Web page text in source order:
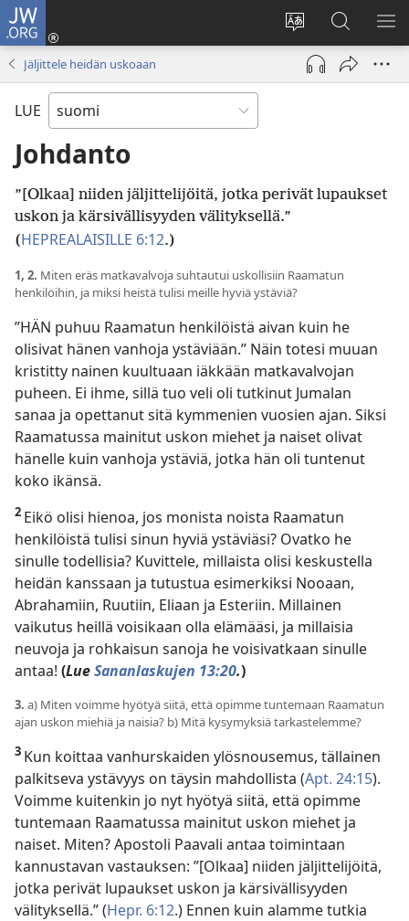
JW.ORG
Vaihda
sivuston
kieli
Kirjaudu
(avaa
uuden
ikkunan)
Hae
JW.ORG-
sivustolta
Jäljittele heidän uskoaan
LUE
Johdanto
”[Olkaa] niiden jäljittelijöitä, jotka perivät lupaukset
uskon ja kärsivällisyyden välityksellä.”
(HEPREALAISILLE 6:12.)
1, 2. Miten eräs matkavalvoja suhtautui uskollisiin Raamatun
henkilöihin, ja miksi heistä tulisi meille hyviä ystäviä?
”HÄN puhuu Raamatun henkilöistä aivan kuin he
olisivat hänen vanhoja ystäviään.” Näin totesi muuan
kristitty nainen kuultuaan iäkkään matkavalvojan
puheen. Ei ihme, sillä tuo veli oli tutkinut Jumalan
sanaa ja opettanut sitä kymmenien vuosien ajan. Siksi
Raamatussa mainitut uskon miehet ja naiset olivat
hänelle kuin vanhoja ystäviä, jotka hän oli tuntenut
koko ikänsä.
2 Eikö olisi hienoa, jos monista noista Raamatun
henkilöistä tulisi sinun hyviä ystäviäsi? Ovatko he
sinulle todellisia? Kuvittele, millaista olisi keskustella
heidän kanssaan ja tutustua esimerkiksi Nooaan,
Abrahamiin, Ruutiin, Eliaan ja Esteriin. Millainen
vaikutus heillä voisikaan olla elämääsi, ja millaisia
neuvoja ja rohkaisun sanoja he voisivatkaan sinulle
antaa! (LueSananlaskujen 13:20.)
3. a) Miten voimme hyötyä siitä, että opimme tuntemaan Raamatun
ajan uskon miehiä ja naisia? b) Mitä kysymyksiä tarkastelemme?
3 Kun koittaa vanhurskaiden ylösnousemus, tällainen
palkitseva ystävyys on täysin mahdollista (Apt. 24:15).
Voimme kuitenkin jo nyt hyötyä siitä, että opimme
tuntemaan Raamatussa mainitut uskon miehet ja
naiset. Miten? Apostoli Paavali antaa toimintaan
kannustavan vastauksen: ”[Olkaa] niiden jäljittelijöitä,
jotka perivät lupaukset uskon ja kärsivällisyyden
välityksellä.” (Hepr. 6:12.) Ennen kuin alamme tutkia